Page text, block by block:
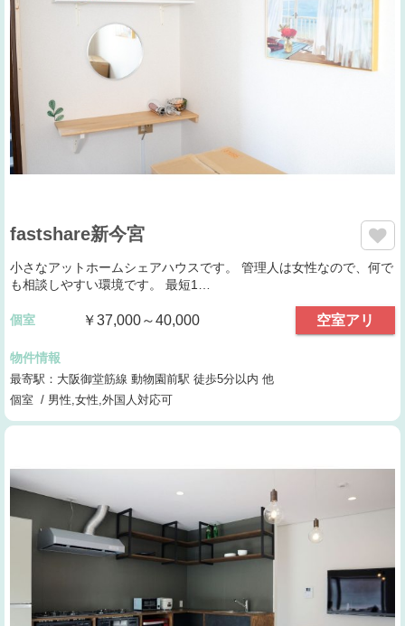
fastshare新今宮
小さなアットホームシェアハウスです。 管理人は女性なので、何で
も相談しやすい環境です。 最短1…
個室 ￥37,000～40,000 空室アリ
物件情報
最寄駅：大阪御堂筋線 動物園前駅 徒歩5分以内 他
個室 / 男性,女性,外国人対応可